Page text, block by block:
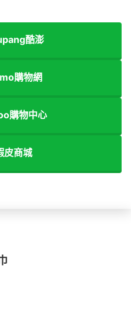
酷澎
購物網
購物中心
⽪商城